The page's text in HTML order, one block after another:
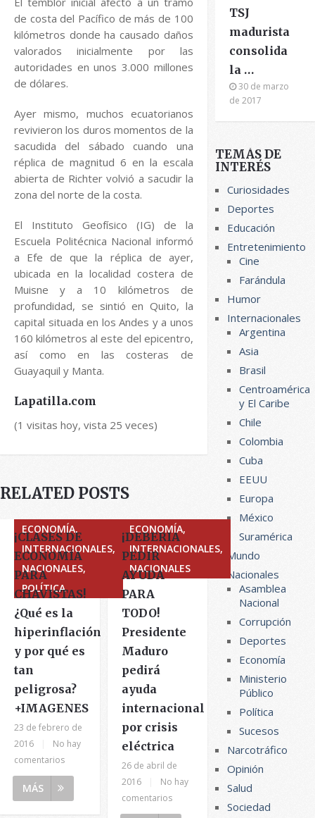
de costa del Pacífico de más de 100
kilómetros donde ha causado daños
valorados inicialmente por las
autoridades en unos 3.000 millones
de dólares.
Ayer mismo, muchos ecuatorianos
revivieron los duros momentos de la
sacudida del sábado cuando una
réplica de magnitud 6 en la escala
abierta de Richter volvió a sacudir la
zona del norte de la costa.
El Instituto Geofísico (IG) de la
Escuela Politécnica Nacional informó
a Efe de que la réplica de ayer,
ubicada en la localidad costera de
Muisne y a 10 kilómetros de
profundidad, se sintió en Quito, la
capital situada en los Andes y a unos
160 kilómetros al este del epicentro,
así como en las costeras de
Guayaquil y Manta.
Lapatilla.com
(1 visitas hoy, vista 25 veces)
RELATED POSTS
ECONOMÍA,
INTERNACIONALES,
NACIONALES,
POLÍTICA
¡CLASES DE
ECONOMÍA
PARA
CHAVISTAS!
¿Qué es la
hiperinflación
y por qué es
tan
peligrosa?
+IMAGENES
23 de febrero de
2016
No hay
comentarios
MÁS
ECONOMÍA,
INTERNACIONALES,
NACIONALES
¡DEBERIA
PEDIR
AYUDA
PARA
TODO!
Presidente
Maduro
pedirá
ayuda
internacional
por crisis
eléctrica
26 de abril de
2016
No hay
comentarios
TSJ
madurista
consolida
la …
30 de marzo
de 2017
TEMÁS DE
INTERÉS
Curiosidades
Deportes
Educación
Entretenimiento
Cine
Farándula
Humor
Internacionales
Argentina
Asia
Brasil
Centroamérica
y El Caribe
Chile
Colombia
Cuba
EEUU
Europa
México
Suramérica
Mundo
Nacionales
Asamblea
Nacional
Corrupción
Deportes
Economía
Ministerio
Público
Política
Sucesos
Narcotráfico
Opinión
Salud
Sociedad